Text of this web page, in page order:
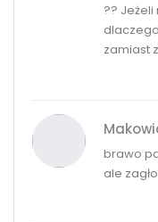
??
zamiast
brawo
ale